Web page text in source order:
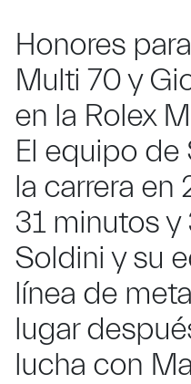
Honores
Multi 70 y
en la Rolex
El equipo de
la carrera en
31 minutos
Soldini y su
línea de
lugar
lucha con